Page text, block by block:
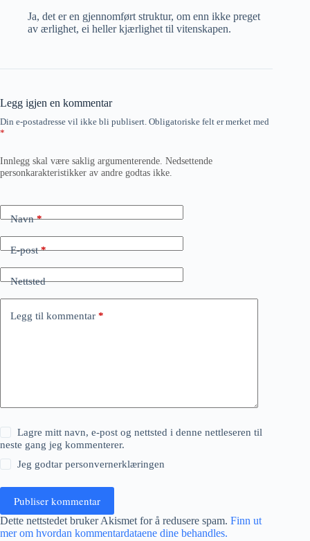
Ja, det er en gjennomført struktur, om enn ikke preget
av ærlighet, ei heller kjærlighet til vitenskapen.
Legg igjen en kommentar
Din e-postadresse vil ikke bli publisert. Obligatoriske felt er merket med
*
Innlegg skal være saklig argumenterende. Nedsettende
personkarakteristikker av andre godtas ikke.
Navn*
E-post*
Nettsted
Legg til kommentar *
Lagre mitt navn, e-post og nettsted i denne nettleseren til
neste gang jeg kommenterer.
Jeg godtarpersonvernerklæringen
Publiser kommentar
Dette nettstedet bruker Akismet for å redusere spam. Finn ut
mer om hvordan kommentardataene dine behandles.